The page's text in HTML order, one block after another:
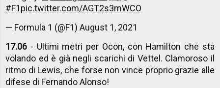
#F1pic.twitter.com/AGT2s3mWCO
— Formula 1 (@F1)August 1, 2021
17.06 - Ultimi metri per Ocon, con Hamilton che sta
volando ed è già negli scarichi di Vettel. Clamoroso il
ritmo di Lewis, che forse non vince proprio grazie alle
difese di Fernando Alonso!